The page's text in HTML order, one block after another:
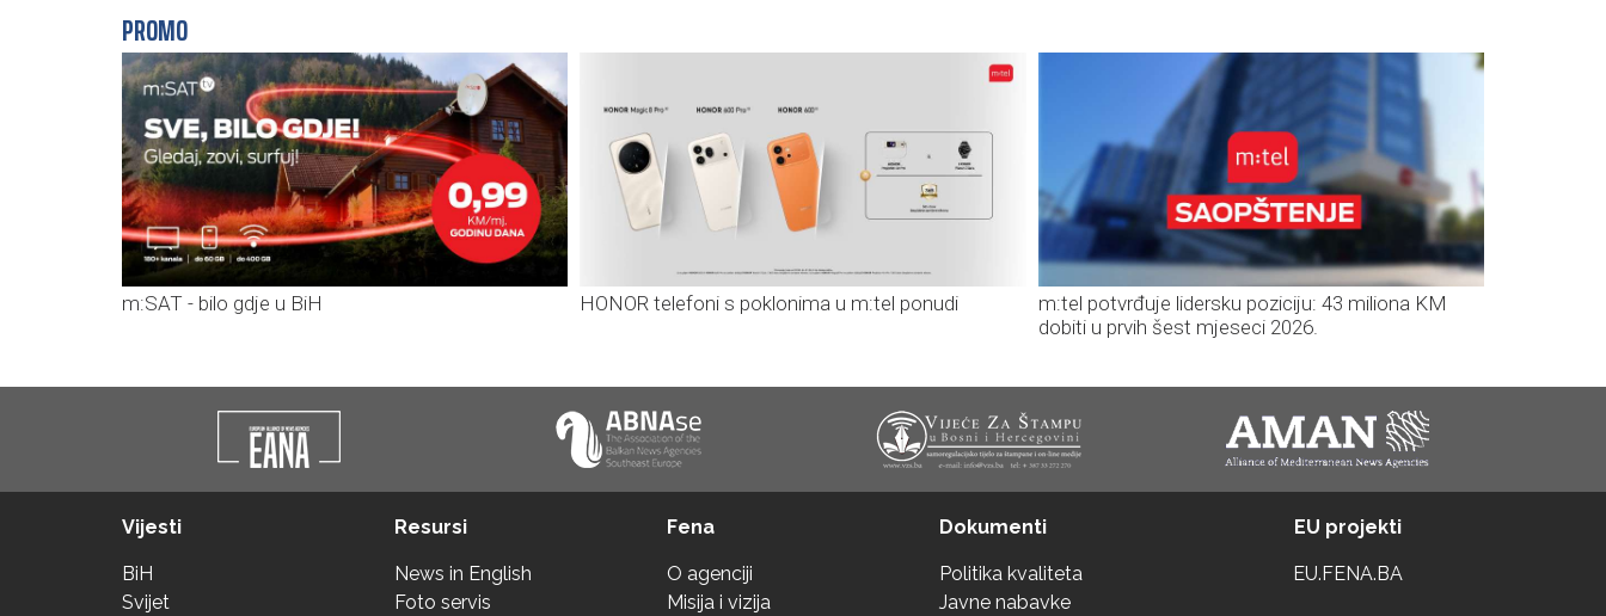
PROMO
m:SAT - bilo gdje u BiH HONOR telefoni s poklonima u m:tel ponudi
m:tel potvrđuje lidersku poziciju: 43 miliona KM
dobiti u prvih šest mjeseci 2026.
Vijesti
BiH
Svijet
Resursi
News in English
Foto servis
Fena
O agenciji
Misija i vizija
Dokumenti
Politika kvaliteta
Javne nabavke
EU projekti
EU.FENA.BA